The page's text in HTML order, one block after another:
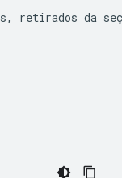
retirados da